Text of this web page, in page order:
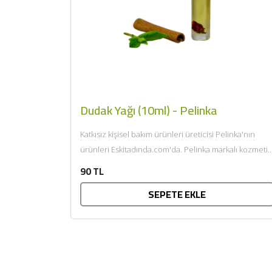
Dudak Yağı (10ml) - Pelinka
Katkısız kişisel bakım ürünleri üreticisi Pelinka'nın
ürünleri Eskitadında.com'da. Pelinka markalı kozmetik
90 TL
SEPETE EKLE